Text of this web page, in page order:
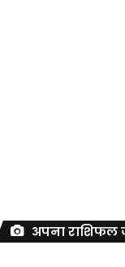
अपना राशिफल